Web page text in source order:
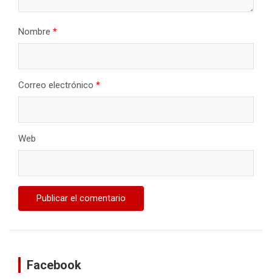
Nombre *
Correo electrónico *
Web
Facebook